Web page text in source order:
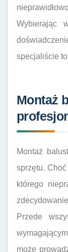
Wybierając
specjaliście
Montaż
Montaż
sprzętu.
którego
Przede
może